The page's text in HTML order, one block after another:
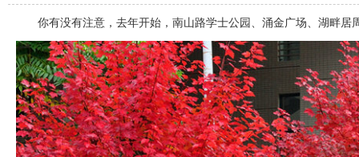
你有没有注意，去年开始，南山路学士公园、涌金广场、湖畔居